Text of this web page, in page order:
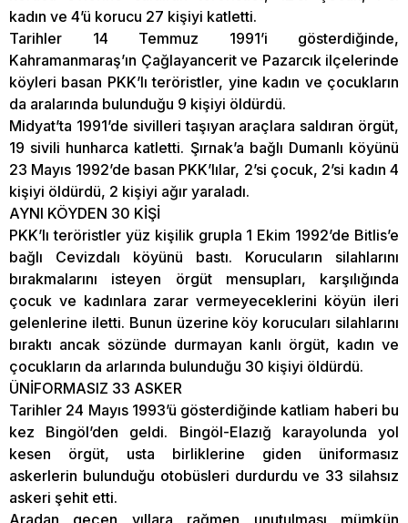
kadın ve 4’ü korucu 27 kişiyi katletti.
Tarihler 14 Temmuz 1991’i gösterdiğinde,
Kahramanmaraş’ın Çağlayancerit ve Pazarcık ilçelerinde
köyleri basan PKK’lı teröristler, yine kadın ve çocukların
da aralarında bulunduğu 9 kişiyi öldürdü.
Midyat’ta 1991’de sivilleri taşıyan araçlara saldıran örgüt,
19 sivili hunharca katletti. Şırnak’a bağlı Dumanlı köyünü
23 Mayıs 1992’de basan PKK’lılar, 2’si çocuk, 2’si kadın 4
kişiyi öldürdü, 2 kişiyi ağır yaraladı.
AYNI KÖYDEN 30 KİŞİ
PKK’lı teröristler yüz kişilik grupla 1 Ekim 1992’de Bitlis’e
bağlı Cevizdalı köyünü bastı. Korucuların silahlarını
bırakmalarını isteyen örgüt mensupları, karşılığında
çocuk ve kadınlara zarar vermeyeceklerini köyün ileri
gelenlerine iletti. Bunun üzerine köy korucuları silahlarını
bıraktı ancak sözünde durmayan kanlı örgüt, kadın ve
çocukların da arlarında bulunduğu 30 kişiyi öldürdü.
ÜNİFORMASIZ 33 ASKER
Tarihler 24 Mayıs 1993’ü gösterdiğinde katliam haberi bu
kez Bingöl’den geldi. Bingöl-Elazığ karayolunda yol
kesen örgüt, usta birliklerine giden üniformasız
askerlerin bulunduğu otobüsleri durdurdu ve 33 silahsız
askeri şehit etti.
Aradan geçen yıllara rağmen unutulması mümkün